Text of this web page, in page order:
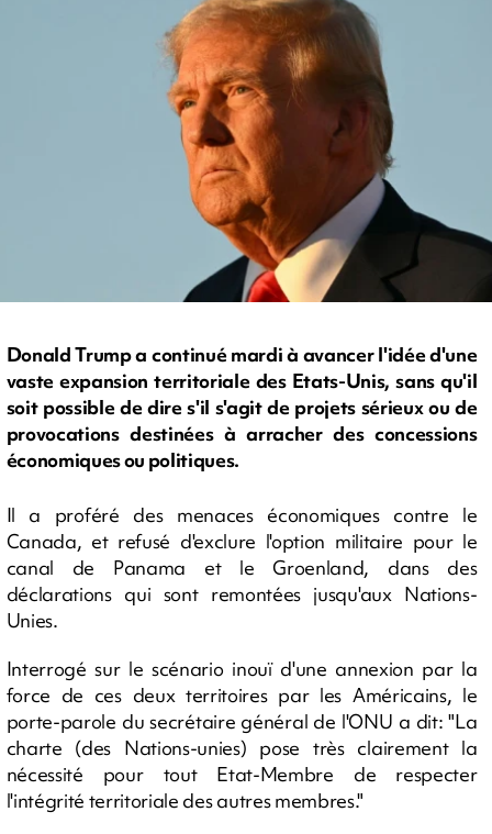
Donald Trump a continué mardi à avancer l'idée d'une
vaste expansion territoriale des Etats-Unis, sans qu'il
soit possible de dire s'il s'agit de projets sérieux ou de
provocations destinées à arracher des concessions
économiques ou politiques.
Il a proféré des menaces économiques contre le
Canada, et refusé d'exclure l'option militaire pour le
canal de Panama et le Groenland, dans des
déclarations qui sont remontées jusqu'aux Nations-
Unies.
Interrogé sur le scénario inouï d'une annexion par la
force de ces deux territoires par les Américains, le
porte-parole du secrétaire général de l'ONU a dit: "La
charte (des Nations-unies) pose très clairement la
nécessité pour tout Etat-Membre de respecter
l'intégrité territoriale des autres membres."